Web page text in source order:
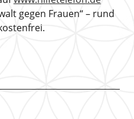
gegen Frauen“ – rund